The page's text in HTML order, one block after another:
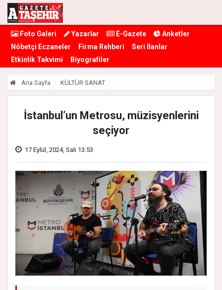
Foto Galeri Yazarlar E-Gazete
Anketler
Nöbetçi Eczaneler
Firma Rehberi
Seri İlanlar
Etkinlik Takvimi
Biyografiler
Ana Sayfa KÜLTÜR SANAT
İstanbul’un Metrosu, müzisyenlerini
seçiyor
17 Eylül, 2024, Salı 13:53